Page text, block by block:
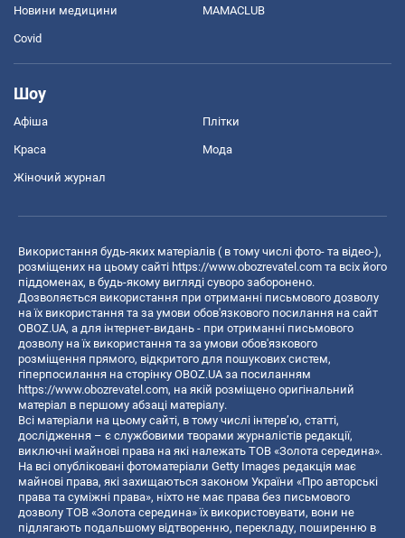
Новини медицини MAMACLUB
Covid
Шоу
Афіша Плітки
Краса Мода
Жіночий журнал
Використання будь-яких матеріалів ( в тому числі фото- та відео-),
розміщених на цьому сайті https://www.obozrevatel.com та всіх його
піддоменах, в будь-якому вигляді суворо заборонено.
Дозволяється використання при отриманні письмового дозволу
на їх використання та за умови обов'язкового посилання на сайт
OBOZ.UA, а для інтернет-видань - при отриманні письмового
дозволу на їх використання та за умови обов'язкового
розміщення прямого, відкритого для пошукових систем,
гіперпосилання на сторінку OBOZ.UA за посиланням
https://www.obozrevatel.com, на якій розміщено оригінальний
матеріал в першому абзаці матеріалу.
Всі матеріали на цьому сайті, в тому числі інтерв’ю, статті,
дослідження – є службовими творами журналістів редакції,
виключні майнові права на які належать ТОВ «Золота середина».
На всі опубліковані фотоматеріали Getty Images редакція має
майнові права, які захищаються законом України «Про авторські
права та суміжні права», ніхто не має права без письмового
дозволу ТОВ «Золота середина» їх використовувати, вони не
підлягають подальшому відтворенню, перекладу, поширенню в